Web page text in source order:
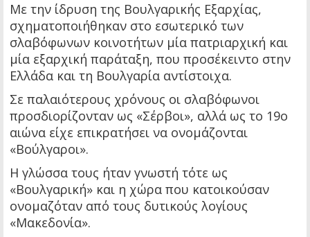
Με την ίδρυση της Βουλγαρικής Εξαρχίας,
σχηματοποιήθηκαν στο εσωτερικό των
σλαβόφωνων κοινοτήτων μία πατριαρχική και
μία εξαρχική παράταξη, που προσέκειντο στην
Ελλάδα και τη Βουλγαρία αντίστοιχα.
Σε παλαιότερους χρόνους οι σλαβόφωνοι
προσδιορίζονταν ως «Σέρβοι», αλλά ως το 19ο
αιώνα είχε επικρατήσει να ονομάζονται
«Βούλγαροι».
Η γλώσσα τους ήταν γνωστή τότε ως
«Βουλγαρική» και η χώρα που κατοικούσαν
ονομαζόταν από τους δυτικούς λογίους
«Μακεδονία».